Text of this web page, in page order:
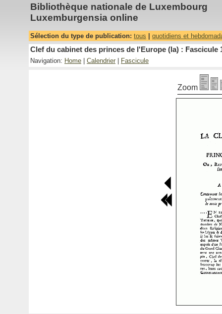
Bibliothèque nationale de Luxembourg
Luxemburgensia online
Sélection du type de publication: tous quotidiens et
Clef du cabinet des princes de l'Europe (la) : Fascicule
Navigation: Home Calendrier Fascicule
Zoom